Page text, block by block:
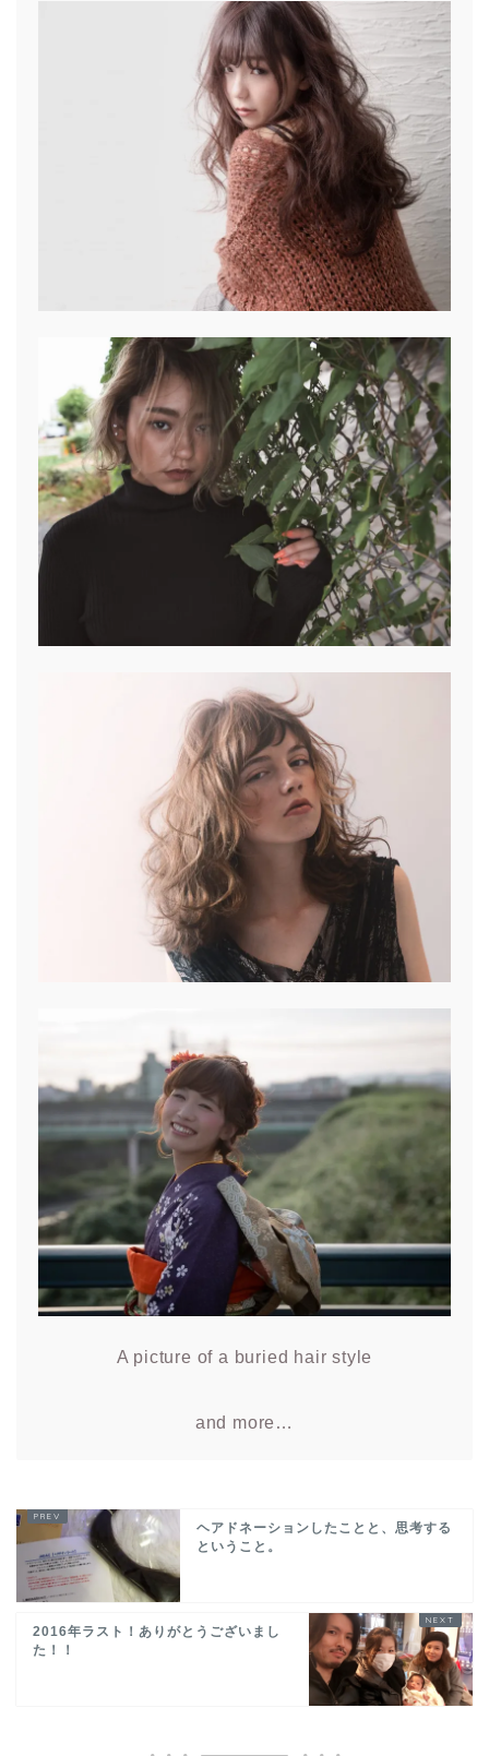
A picture of a buried hair style
and more…
ヘアドネーションしたことと、思考する
ということ。
2016年ラスト！ありがとうございまし
た！！